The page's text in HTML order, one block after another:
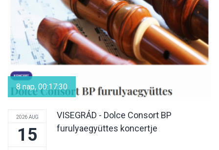
Beszélgetés a Kacsakő
Irodalmi Színpadon
KULTÚRA 2026 AUG 06
Különleges csillagles lesz
Tahitótfaluban a Bodor
Majorban
KULTÚRA
8 nap, 00:17:30
2026 AUG
15
VISEGRÁD - Dolce Consort BP
furulyaegyüttes koncertje